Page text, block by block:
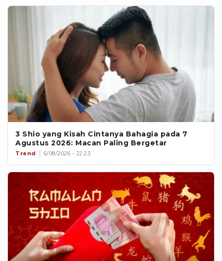
3 Shio yang Kisah Cintanya Bahagia pada 7
Agustus 2026: Macan Paling Bergetar
Trend 6/08/2026 - 22:23